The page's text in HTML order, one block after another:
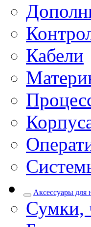
Кабели
Аксессуары для
Сумки,